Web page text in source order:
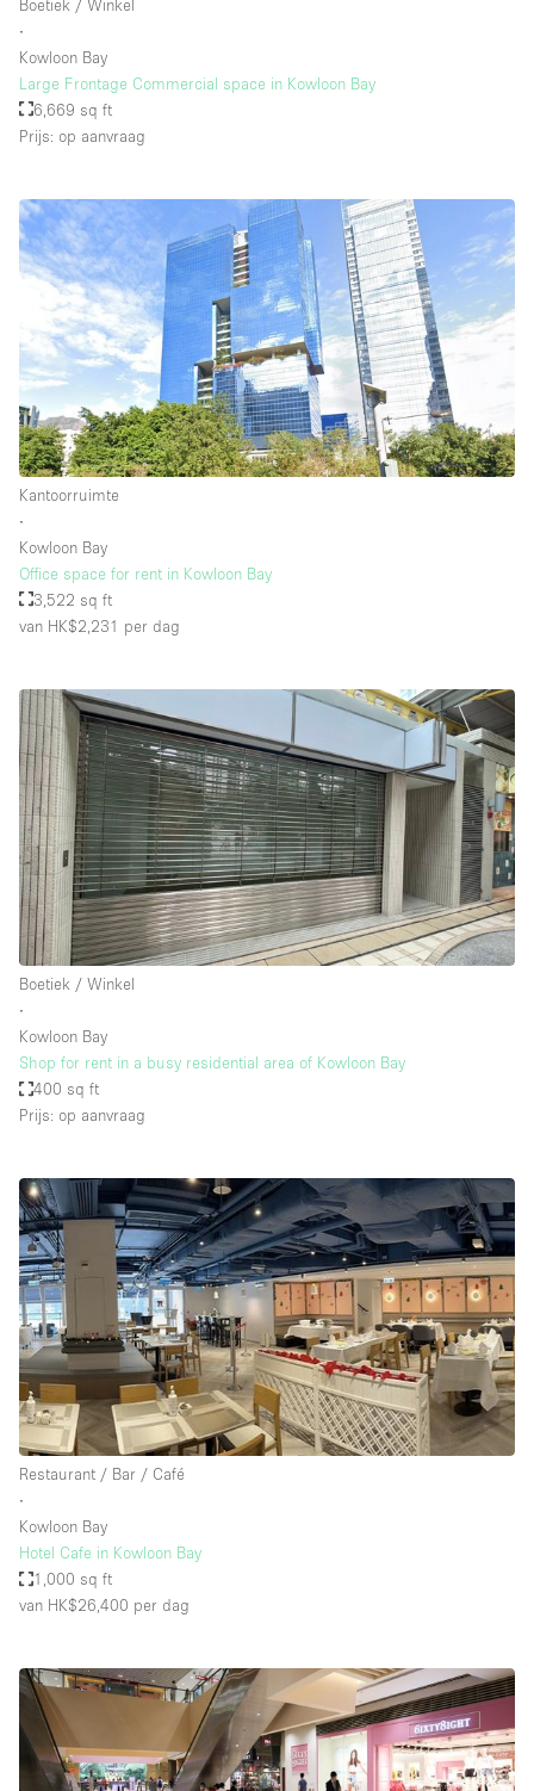
Boetiek / Winkel
∙
Kowloon Bay
Large Frontage Commercial space in Kowloon Bay
6,669 sq ft
Prijs: op aanvraag
Kantoorruimte
∙
Kowloon Bay
Office space for rent in Kowloon Bay
3,522 sq ft
van HK$2,231 per dag
Boetiek / Winkel
∙
Kowloon Bay
Shop for rent in a busy residential area of Kowloon Bay
400 sq ft
Prijs: op aanvraag
Restaurant / Bar / Café
∙
Kowloon Bay
Hotel Cafe in Kowloon Bay
1,000 sq ft
van HK$26,400 per dag